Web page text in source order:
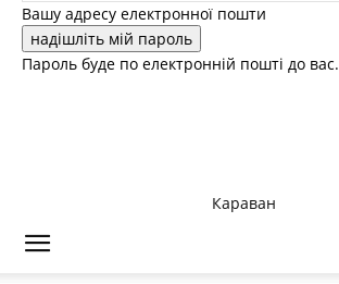
Вашу адресу електронної пошти
Пароль буде по електронній пошті до вас.
Караван